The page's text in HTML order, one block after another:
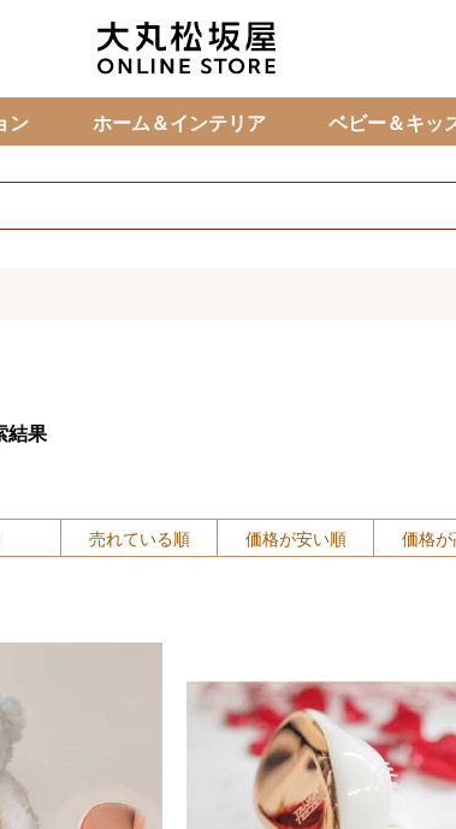
カ
ン ホーム＆インテリア ベビー＆キッ
結果
売れている順 価格が安い順 価格